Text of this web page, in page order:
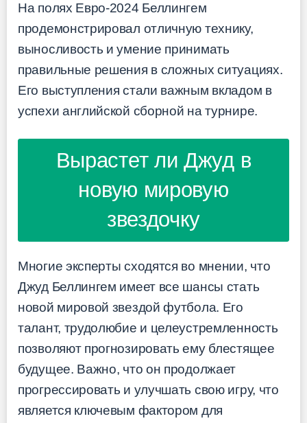
На полях Евро-2024 Беллингем
продемонстрировал отличную технику,
выносливость и умение принимать
правильные решения в сложных ситуациях.
Его выступления стали важным вкладом в
успехи английской сборной на турнире.
Вырастет ли Джуд в
новую мировую
звездочку
Многие эксперты сходятся во мнении, что
Джуд Беллингем имеет все шансы стать
новой мировой звездой футбола. Его
талант, трудолюбие и целеустремленность
позволяют прогнозировать ему блестящее
будущее. Важно, что он продолжает
прогрессировать и улучшать свою игру, что
является ключевым фактором для